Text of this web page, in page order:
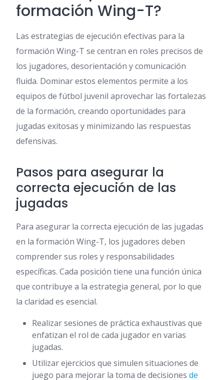
formación Wing-T?
Las estrategias de ejecución efectivas para la
formación Wing-T se centran en roles precisos de
los jugadores, desorientación y comunicación
fluida. Dominar estos elementos permite a los
equipos de fútbol juvenil aprovechar las fortalezas
de la formación, creando oportunidades para
jugadas exitosas y minimizando las respuestas
defensivas.
Pasos para asegurar la
correcta ejecución de las
jugadas
Para asegurar la correcta ejecución de las jugadas
en la formación Wing-T, los jugadores deben
comprender sus roles y responsabilidades
específicas. Cada posición tiene una función única
que contribuye a la estrategia general, por lo que
la claridad es esencial.
Realizar sesiones de práctica exhaustivas que
enfatizan el rol de cada jugador en varias
jugadas.
Utilizar ejercicios que simulen situaciones de
juego para mejorar la toma de decisiones de